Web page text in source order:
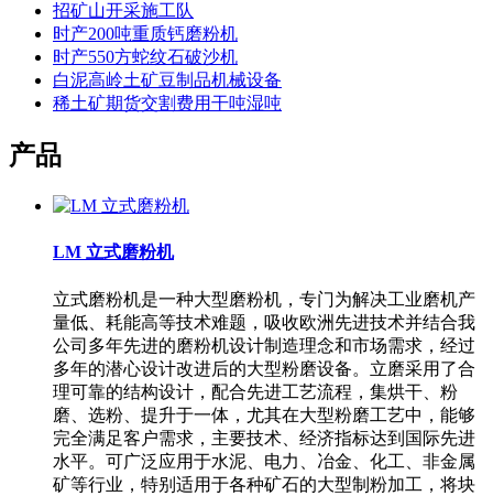
招矿山开采施工队
时产200吨重质钙磨粉机
时产550方蛇纹石破沙机
白泥高岭土矿豆制品机械设备
稀土矿期货交割费用干吨湿吨
产品
LM 立式磨粉机
立式磨粉机是一种大型磨粉机，专门为解决工业磨机产
量低、耗能高等技术难题，吸收欧洲先进技术并结合我
公司多年先进的磨粉机设计制造理念和市场需求，经过
多年的潜心设计改进后的大型粉磨设备。立磨采用了合
理可靠的结构设计，配合先进工艺流程，集烘干、粉
磨、选粉、提升于一体，尤其在大型粉磨工艺中，能够
完全满足客户需求，主要技术、经济指标达到国际先进
水平。可广泛应用于水泥、电力、冶金、化工、非金属
矿等行业，特别适用于各种矿石的大型制粉加工，将块